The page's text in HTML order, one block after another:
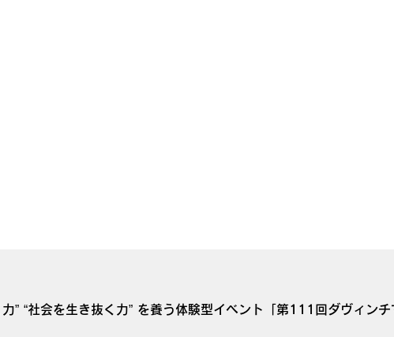
” “社会を生き抜く力” を養う体験型イベント「第111回ダヴィン